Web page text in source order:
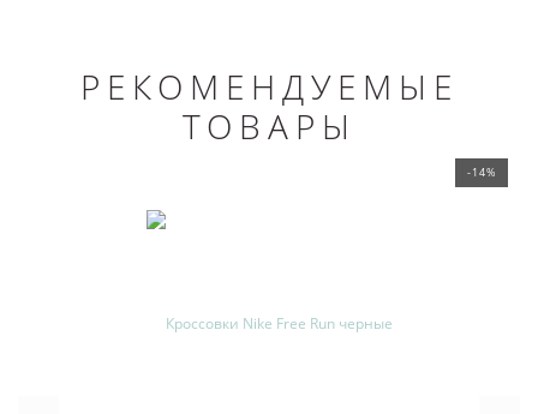
РЕКОМЕНДУЕМЫЕ
ТОВАРЫ
-14%